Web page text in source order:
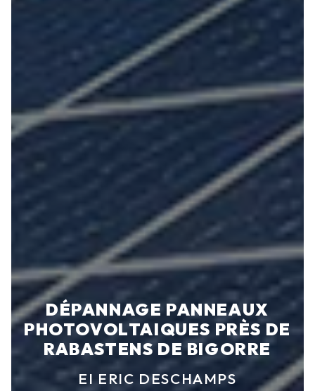
DÉPANNAGE PANNEAUX
PHOTOVOLTAIQUES PRÈS DE
RABASTENS DE BIGORRE
EI ERIC DESCHAMPS